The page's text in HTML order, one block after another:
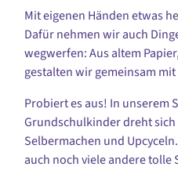
Mit eigenen Händen etwas
Dafür nehmen wir auch
wegwerfen: Aus altem
gestalten wir gemeinsam
Probiert es aus! In
Grundschulkinder dreht
Selbermachen und
auch noch viele andere